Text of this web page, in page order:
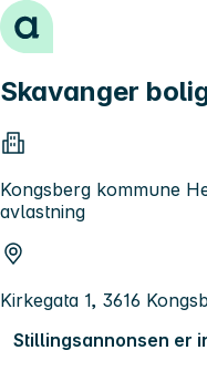
Hopp til innhold
Skavanger
Kongsberg kommune
avlastning
Kirkegata 1, 3616
Stillingsannonsen er